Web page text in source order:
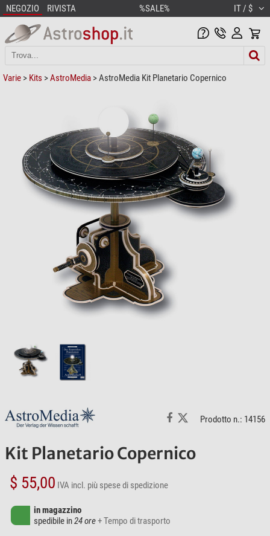
NEGOZIO RIVISTA %SALE% IT / $
Varie > Kits >AstroMedia > AstroMedia Kit Planetario Copernico
Prodotto n.: 14156
Kit Planetario Copernico
$ 55,00 IVA incl. più spese di spedizione
in magazzino
spedibile in24 ore+ Tempo di trasporto